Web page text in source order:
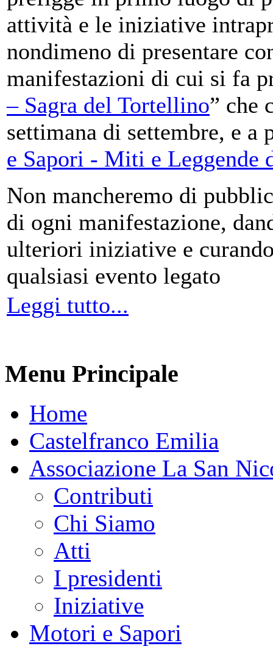
attività e le iniziative
nondimeno di presentare
manifestazioni di cui si fa
– Sagra del Tortellino” che
settimana di settembre, e a
e Sapori - Miti e Leggende
Non mancheremo di
di ogni manifestazione,
ulteriori iniziative e
qualsiasi evento legato
Leggi tutto...
Menu Principale
Home
Castelfranco Emilia
Associazione La San
Contributi
Chi Siamo
Atti
I presidenti
Iniziative
Motori e Sapori